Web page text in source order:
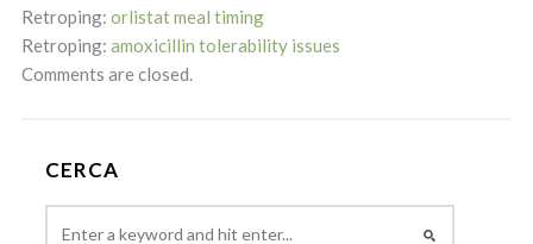
Retroping: orlistat meal timing
Retroping: amoxicillin tolerability issues
Comments are closed.
CERCA